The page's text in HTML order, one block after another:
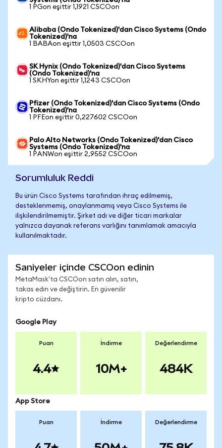
1 PGon eşittir 1,1921 CSCOon
Alibaba (Ondo Tokenized)'dan Cisco Systems (Ondo
Tokenized)'na
1 BABAon eşittir 1,0503 CSCOon
SK Hynix (Ondo Tokenized)'dan Cisco Systems
(Ondo Tokenized)'na
1 SKHYon eşittir 1,1243 CSCOon
Pfizer (Ondo Tokenized)'dan Cisco Systems (Ondo
Tokenized)'na
1 PFEon eşittir 0,227602 CSCOon
Palo Alto Networks (Ondo Tokenized)'dan Cisco
Systems (Ondo Tokenized)'na
1 PANWon eşittir 2,9552 CSCOon
Sorumluluk Reddi
Bu ürün Cisco Systems tarafından ihraç edilmemiş,
desteklenmemiş, onaylanmamış veya Cisco Systems ile
ilişkilendirilmemiştir. Şirket adı ve diğer ticari markalar
yalnızca dayanak referans varlığını tanımlamak amacıyla
kullanılmaktadır.
Saniyeler içinde CSCOon edinin
MetaMask'ta CSCOon satın alın, satın,
takas edin ve değiştirin. En güvenilir
kripto cüzdanı.
Google Play
Puan
4.4
İndirme
10M+
Değerlendirme
484K
App Store
Puan İndirme Değerlendirme